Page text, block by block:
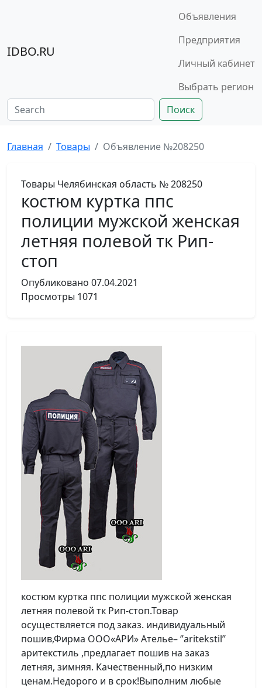
IDBO.RU
Объявления
Предприятия
Личный кабинет
Выбрать регион
Поиск
Главная Товары Объявление №208250
Товары Челябинская область № 208250
костюм куртка ппс
полиции мужской женская
летняя полевой тк Рип-
стоп
Опубликовано 07.04.2021
Просмотры 1071
костюм куртка ппс полиции мужской женская
летняя полевой тк Рип-стоп.Товар
осуществляется под заказ. индивидуальный
пошив,Фирма ООО«АРИ» Ателье– ‘’aritekstil’’
аритекстиль ,предлагает пошив на заказ
летняя, зимняя. Качественный,по низким
ценам.Недорого и в срок!Выполним любые